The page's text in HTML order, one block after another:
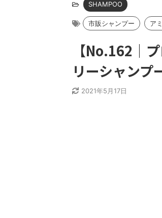
SHAMPOO
【No.162｜
リーシャンプ
2021年5月17日